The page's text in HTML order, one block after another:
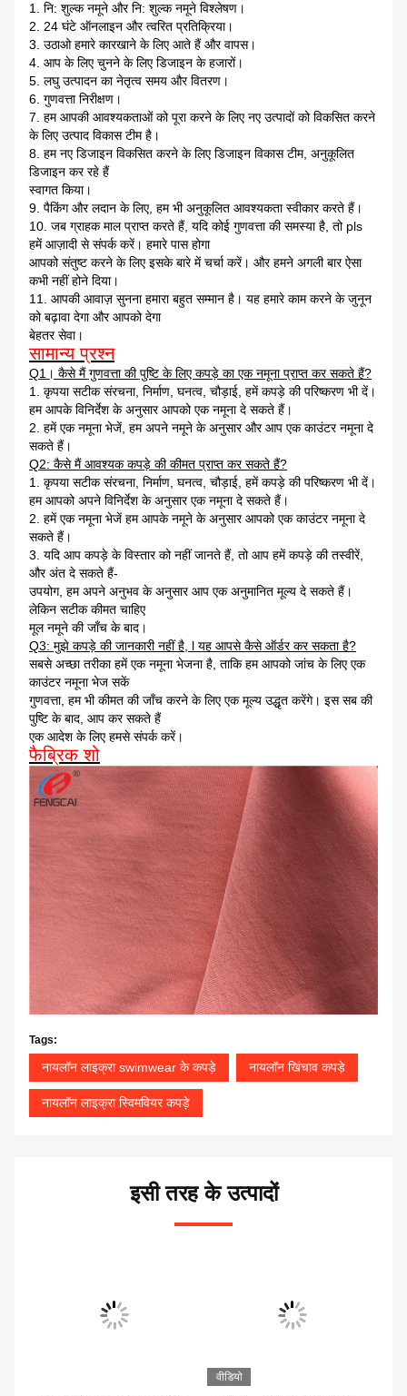
1. नि: शुल्क नमूने और नि: शुल्क नमूने विश्लेषण।
2. 24 घंटे ऑनलाइन और त्वरित प्रतिक्रिया।
3. उठाओ हमारे कारखाने के लिए आते हैं और वापस।
4. आप के लिए चुनने के लिए डिजाइन के हजारों।
5. लघु उत्पादन का नेतृत्व समय और वितरण।
6. गुणवत्ता निरीक्षण।
7. हम आपकी आवश्यकताओं को पूरा करने के लिए नए उत्पादों को विकसित करने
के लिए उत्पाद विकास टीम है।
8. हम नए डिजाइन विकसित करने के लिए डिजाइन विकास टीम, अनुकूलित
डिजाइन कर रहे हैं
स्वागत किया।
9. पैकिंग और लदान के लिए, हम भी अनुकूलित आवश्यकता स्वीकार करते हैं।
10. जब ग्राहक माल प्राप्त करते हैं, यदि कोई गुणवत्ता की समस्या है, तो pls
हमें आज़ादी से संपर्क करें। हमारे पास होगा
आपको संतुष्ट करने के लिए इसके बारे में चर्चा करें। और हमने अगली बार ऐसा
कभी नहीं होने दिया।
11. आपकी आवाज़ सुनना हमारा बहुत सम्मान है। यह हमारे काम करने के जुनून
को बढ़ावा देगा और आपको देगा
बेहतर सेवा।
सामान्य प्रश्न
Q1। कैसे मैं गुणवत्ता की पुष्टि के लिए कपड़े का एक नमूना प्राप्त कर सकते हैं?
1. कृपया सटीक संरचना, निर्माण, घनत्व, चौड़ाई, हमें कपड़े की परिष्करण भी दें।
हम आपके विनिर्देश के अनुसार आपको एक नमूना दे सकते हैं।
2. हमें एक नमूना भेजें, हम अपने नमूने के अनुसार और आप एक काउंटर नमूना दे
सकते हैं।
Q2: कैसे मैं आवश्यक कपड़े की कीमत प्राप्त कर सकते हैं?
1. कृपया सटीक संरचना, निर्माण, घनत्व, चौड़ाई, हमें कपड़े की परिष्करण भी दें।
हम आपको अपने विनिर्देश के अनुसार एक नमूना दे सकते हैं।
2. हमें एक नमूना भेजें हम आपके नमूने के अनुसार आपको एक काउंटर नमूना दे
सकते हैं।
3. यदि आप कपड़े के विस्तार को नहीं जानते हैं, तो आप हमें कपड़े की तस्वीरें,
और अंत दे सकते हैं-
उपयोग, हम अपने अनुभव के अनुसार आप एक अनुमानित मूल्य दे सकते हैं।
लेकिन सटीक कीमत चाहिए
मूल नमूने की जाँच के बाद।
Q3: मुझे कपड़े की जानकारी नहीं है, l यह आपसे कैसे ऑर्डर कर सकता है?
सबसे अच्छा तरीका हमें एक नमूना भेजना है, ताकि हम आपको जांच के लिए एक
काउंटर नमूना भेज सकें
गुणवत्ता, हम भी कीमत की जाँच करने के लिए एक मूल्य उद्धृत करेंगे। इस सब की
पुष्टि के बाद, आप कर सकते हैं
एक आदेश के लिए हमसे संपर्क करें।
फैब्रिक शो
Tags:
नायलॉन लाइक्रा swimwear के कपड़े नायलॉन खिंचाव कपड़े
नायलॉन लाइक्रा स्विमवियर कपड़े
इसी तरह के उत्पादों
वीडियो